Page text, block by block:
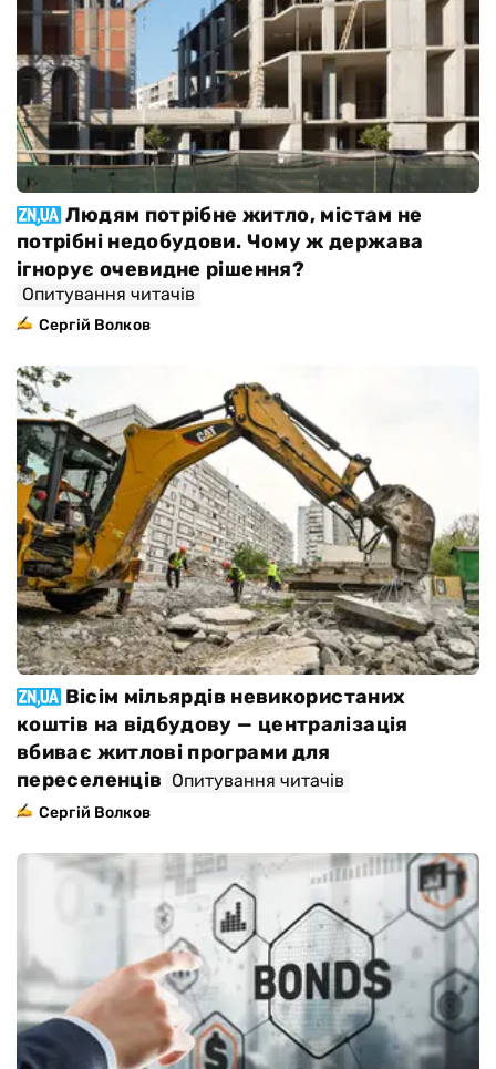
Людям потрібне житло, містам не
потрібні недобудови. Чому ж держава
ігнорує очевидне рішення?
Опитування читачів
Сергій Волков
Вісім мільярдів невикористаних
коштів на відбудову — централізація
вбиває житлові програми для
переселенців Опитування читачів
Сергій Волков